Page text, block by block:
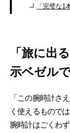
「完璧な
「旅に出
示ベゼル
「この腕時計さ
く使えるもので
腕時計はごくわ